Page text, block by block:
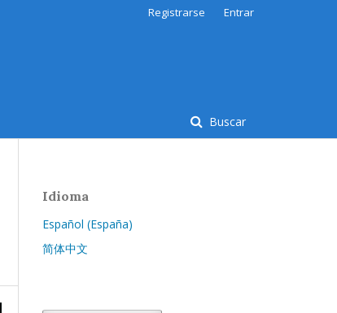
Buscar
Registrarse Entrar
Idioma
Español (España)
简体中文